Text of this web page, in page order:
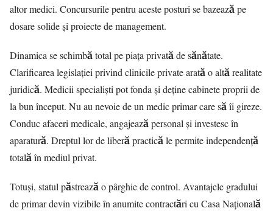
altor medici. Concursurile pentru aceste posturi se bazează pe
dosare solide și proiecte de management.
Dinamica se schimbă total pe piața privată de sănătate.
Clarificarea legislației privind clinicile private arată o altă realitate
juridică. Medicii specialiști pot fonda și deține cabinete proprii de
la bun început. Nu au nevoie de un medic primar care să îi gireze.
Conduc afaceri medicale, angajează personal și investesc în
aparatură. Dreptul lor de liberă practică le permite independență
totală în mediul privat.
Totuși, statul păstrează o pârghie de control. Avantajele gradului
de primar devin vizibile în anumite contractări cu Casa Națională